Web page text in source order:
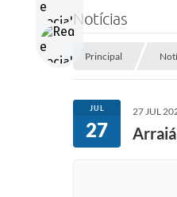
Notícias
Principal
JUL
27
27 JUL